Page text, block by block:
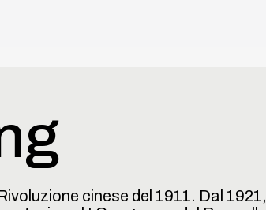
cinese del 1911. Dal